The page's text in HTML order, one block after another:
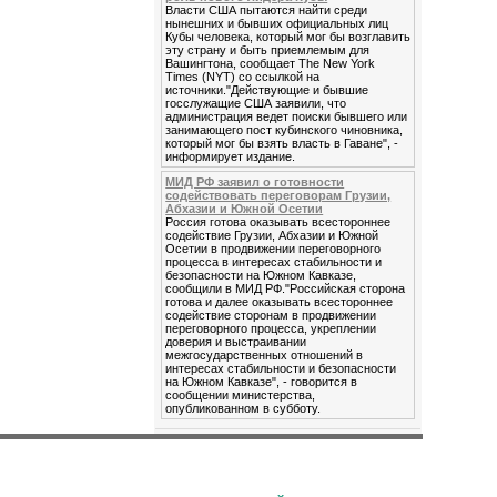
Власти США пытаются найти среди
нынешних и бывших официальных лиц
Кубы человека, который мог бы возглавить
эту страну и быть приемлемым для
Вашингтона, сообщает The New York
Times (NYT) со ссылкой на
источники."Действующие и бывшие
госслужащие США заявили, что
администрация ведет поиски бывшего или
занимающего пост кубинского чиновника,
который мог бы взять власть в Гаване", -
информирует издание.
МИД РФ заявил о готовности
содействовать переговорам Грузии,
Абхазии и Южной Осетии
Россия готова оказывать всестороннее
содействие Грузии, Абхазии и Южной
Осетии в продвижении переговорного
процесса в интересах стабильности и
безопасности на Южном Кавказе,
сообщили в МИД РФ."Российская сторона
готова и далее оказывать всестороннее
содействие сторонам в продвижении
переговорного процесса, укреплении
доверия и выстраивании
межгосударственных отношений в
интересах стабильности и безопасности
на Южном Кавказе", - говорится в
сообщении министерства,
опубликованном в субботу.